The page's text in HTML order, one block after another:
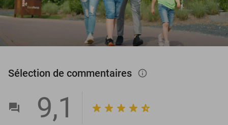
Sélection de commentaires info_outlined
9,1